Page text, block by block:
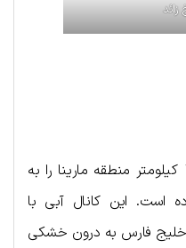
زائد
یک کانال آبی با طول بیش از ۳ کیلومتر منطقه مارینا را به
است. این کانال آبی با
خلیج فارس به درون خشکی